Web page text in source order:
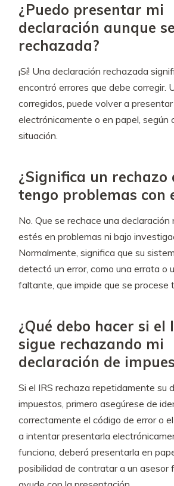
¿Puedo presentar mi
declaración aunque
rechazada?
¡Sí! Una declaración rechazada
encontró errores que debe corregir.
corregidos, puede volver a
electrónicamente o en papel, según
situación.
¿Significa un rechazo
tengo problemas con
No. Que se rechace una declaración
estés en problemas ni bajo
Normalmente, significa que su
detectó un error, como una errata o
faltante, que impide que se procese
¿Qué debo hacer si el
sigue rechazando mi
declaración de
Si el IRS rechaza repetidamente su
impuestos, primero asegúrese de
correctamente el código de error o
a intentar presentarla
funciona, deberá presentarla en
posibilidad de contratar a un asesor